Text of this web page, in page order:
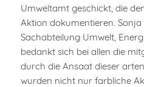
Umweltamt geschickt, die
Aktion dokumentieren.
Sachabteilung Umwelt,
bedankt sich bei allen die
durch die Ansaat dieser
wurden nicht nur farbliche